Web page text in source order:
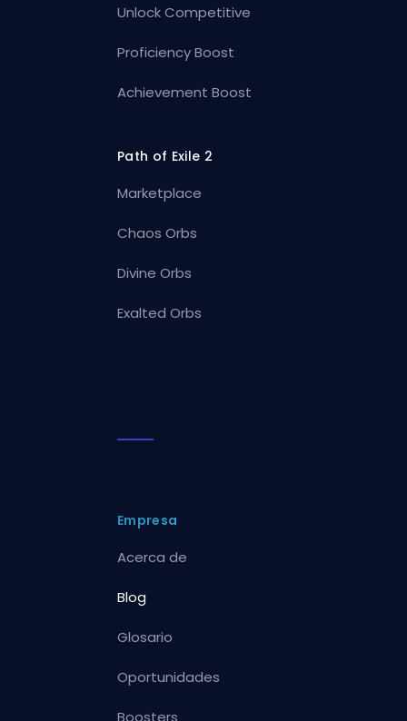
Unlock Competitive
Proficiency Boost
Achievement Boost
Path of Exile 2
Marketplace
Chaos Orbs
Divine Orbs
Exalted Orbs
Empresa
Acerca de
Blog
Glosario
Oportunidades
Boosters